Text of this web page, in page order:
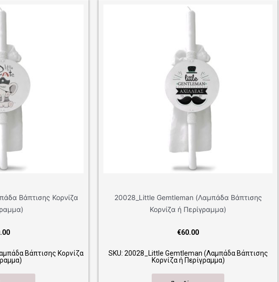
20028_Little Gemtleman (Λαμπάδα Βάπτισης
SKU: 20028_Little Gemtleman (Λαμπάδα Βάπτισης
20051_Air
SKU: 20051_Air